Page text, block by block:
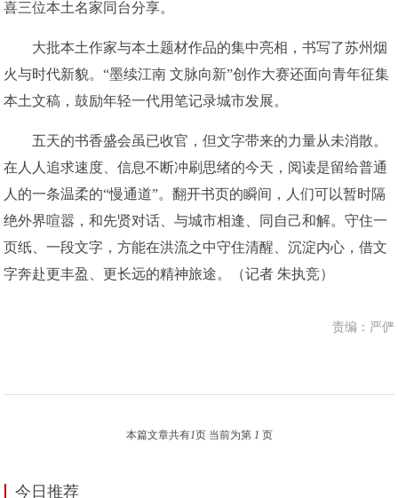
喜三位本土名家同台分享。
大批本土作家与本土题材作品的集中亮相，书写了苏州烟
火与时代新貌。“墨续江南 文脉向新”创作大赛还面向青年征集
本土文稿，鼓励年轻一代用笔记录城市发展。
五天的书香盛会虽已收官，但文字带来的力量从未消散。
在人人追求速度、信息不断冲刷思绪的今天，阅读是留给普通
人的一条温柔的“慢通道”。翻开书页的瞬间，人们可以暂时隔
绝外界喧嚣，和先贤对话、与城市相逢、同自己和解。守住一
页纸、一段文字，方能在洪流之中守住清醒、沉淀内心，借文
字奔赴更丰盈、更长远的精神旅途。（记者 朱执竞）
责编：严俨
本篇文章共有1页 当前为第 1 页
今日推荐